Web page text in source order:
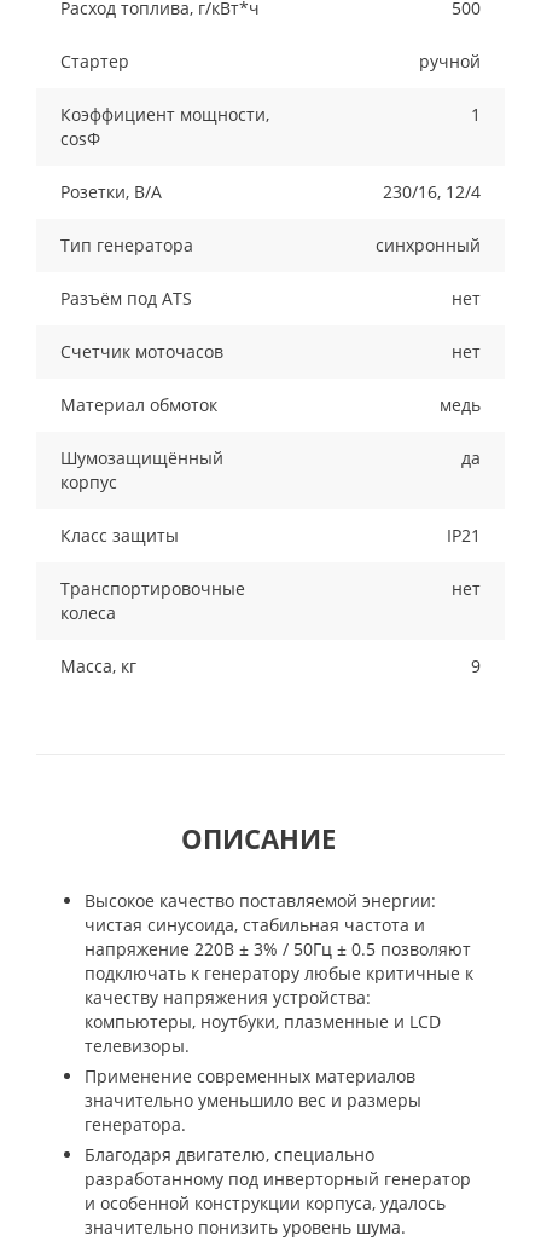
Расход топлива, г/кВт*ч 500
Стартер ручной
Коэффициент мощности,
cosФ
1
Розетки, В/А 230/16, 12/4
Тип генератора синхронный
Разъём под ATS нет
Счетчик моточасов нет
Материал обмоток медь
Шумозащищённый
корпус
да
Класс защиты IP21
Транспортировочные
колеса
нет
Масса, кг 9
ОПИСАНИЕ
Высокое качество поставляемой энергии:
чистая синусоида, стабильная частота и
напряжение 220В ± 3% / 50Гц ± 0.5 позволяют
подключать к генератору любые критичные к
качеству напряжения устройства:
компьютеры, ноутбуки, плазменные и LCD
телевизоры.
Применение современных материалов
значительно уменьшило вес и размеры
генератора.
Благодаря двигателю, специально
разработанному под инверторный генератор
и особенной конструкции корпуса, удалось
значительно понизить уровень шума.